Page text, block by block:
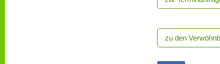
zu den